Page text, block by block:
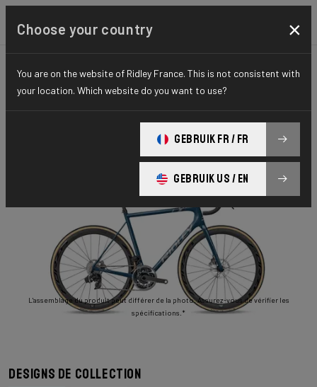
ROUTE STIFFNESS-TO-WEIGHT ESSENTIAL SERIES
Helium Disc
Helium Disc 105 2x11 HED02As(M)
L'assemblage du produit peut différer de la photo. Assurez-vous de vérifier les
spécifications.*
Designs de collection
Choose your country ×
You are on the website of Ridley France. This is not consistent with
your location. Which website do you want to use?
GEBRUIK FR / FR
GEBRUIK US / EN